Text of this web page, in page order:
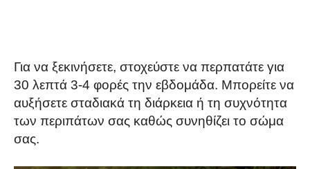
Για να ξεκινήσετε, στοχεύστε να περπατάτε για
30 λεπτά 3-4 φορές την εβδομάδα. Μπορείτε να
αυξήσετε σταδιακά τη διάρκεια ή τη συχνότητα
των περιπάτων σας καθώς συνηθίζει το σώμα
σας.